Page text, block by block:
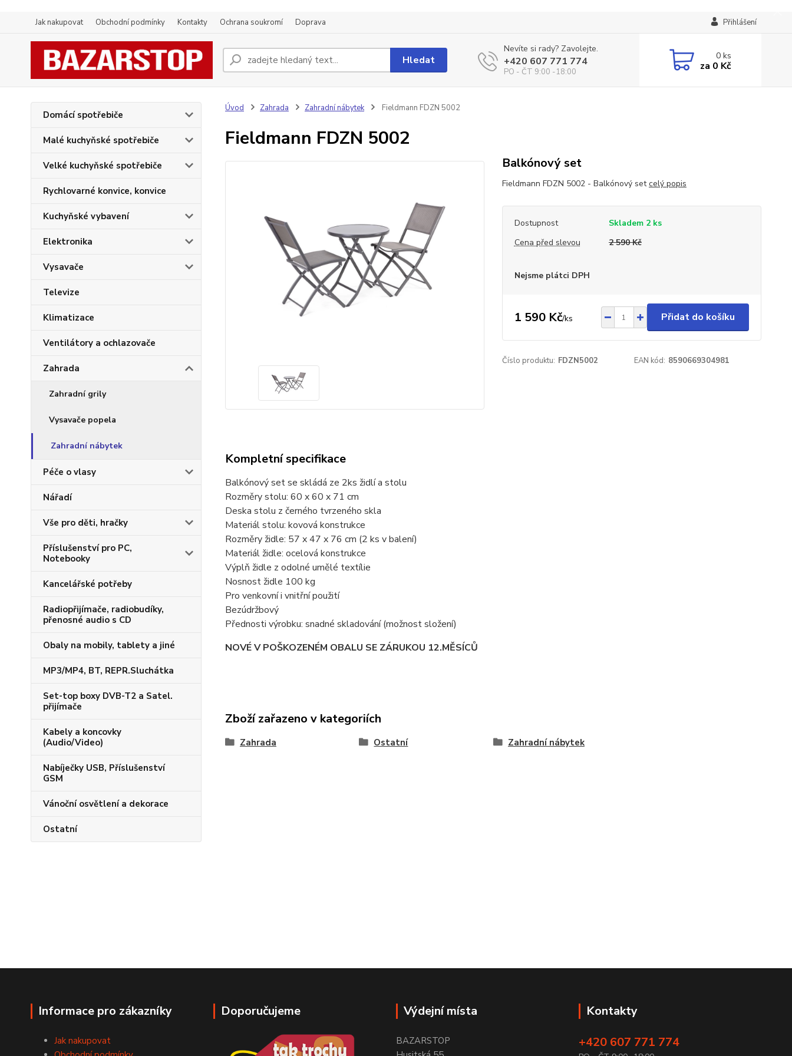
Jak nakupovat Obchodní podmínky Kontakty Ochrana soukromí Doprava Přihlášení
Hledat
Nevíte si rady? Zavolejte.
+420 607 771 774
PO - ČT 9:00 -18:00
0ks
za 0 Kč
Domácí spotřebiče
Malé kuchyňské spotřebiče
Velké kuchyňské spotřebiče
Rychlovarné konvice, konvice
Kuchyňské vybavení
Elektronika
Vysavače
Televize
Klimatizace
Ventilátory a ochlazovače
Zahrada
Zahradní grily
Vysavače popela
Zahradní nábytek
Péče o vlasy
Nářadí
Vše pro děti, hračky
Příslušenství pro PC,
Notebooky
Kancelářské potřeby
Radiopřijímače, radiobudíky,
přenosné audio s CD
Obaly na mobily, tablety a jiné
MP3/MP4, BT, REPR.Sluchátka
Set-top boxy DVB-T2 a Satel.
přijímače
Kabely a koncovky
(Audio/Video)
Nabíječky USB, Příslušenství
GSM
Vánoční osvětlení a dekorace
Ostatní
Úvod Zahrada Zahradní nábytek Fieldmann FDZN 5002
Fieldmann FDZN 5002
Balkónový set
Fieldmann FDZN 5002 - Balkónový setcelý popis
Dostupnost
Skladem 2 ks
Cena před slevou
2 590 Kč
Nejsme plátci DPH
1 590 Kč/ks Přidat do košíku
Číslo produktu: FDZN5002 EAN kód: 8590669304981
Kompletní specifikace
Balkónový set se skládá ze 2ks židlí a stolu
Rozměry stolu: 60 x 60 x 71 cm
Deska stolu z černého tvrzeného skla
Materiál stolu: kovová konstrukce
Rozměry židle: 57 x 47 x 76 cm (2 ks v balení)
Materiál židle: ocelová konstrukce
Výplň židle z odolné umělé textílie
Nosnost židle 100 kg
Pro venkovní i vnitřní použití
Bezúdržbový
Přednosti výrobku: snadné skladování (možnost složení)
NOVÉ V POŠKOZENÉM OBALU SE ZÁRUKOU 12.MĚSÍCŮ
Zboží zařazeno v kategoriích
Zahrada Ostatní Zahradní nábytek
Informace pro zákazníky
Jak nakupovat
Doporučujeme Výdejní místa
BAZARSTOP
Kontakty
+420 607 771 774